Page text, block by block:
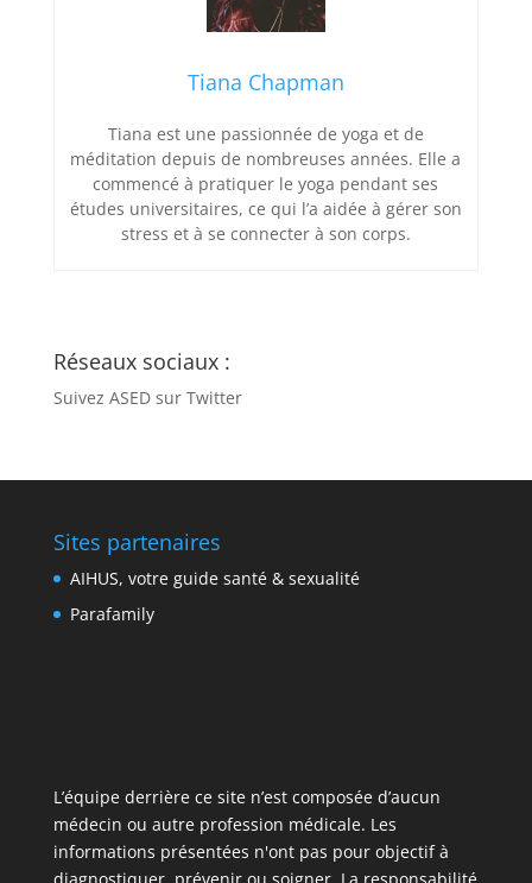
Tiana Chapman
Tiana est une passionnée de yoga et de
méditation depuis de nombreuses années. Elle a
commencé à pratiquer le yoga pendant ses
études universitaires, ce qui l’a aidée à gérer son
stress et à se connecter à son corps.
Réseaux sociaux :
Suivez ASED sur Twitter
Sites partenaires
AIHUS, votre guide santé & sexualité
Parafamily
L’équipe derrière ce site n’est composée d’aucun
médecin ou autre profession médicale. Les
informations présentées n'ont pas pour objectif à